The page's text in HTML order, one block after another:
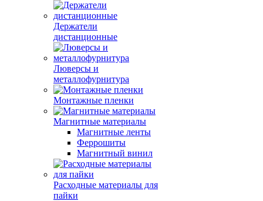
Держатели
дистанционные
Люверсы и
металлофурнитура
Монтажные пленки
Магнитные материалы
Магнитные ленты
Феррошиты
Магнитный винил
Расходные материалы для
пайки